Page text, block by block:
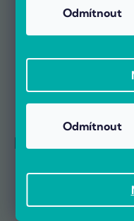
Odmítnout
Odmítnout
Zobrazit více než 5000
Recenze
Reference firem